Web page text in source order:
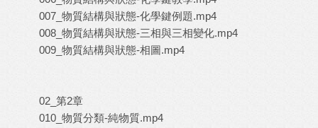
007_物質結構與狀態-化學鍵例題.mp4
008_物質結構與狀態-三相與三相變化.mp4
009_物質結構與狀態-相圖.mp4
02_第2章
010_物質分類-純物質.mp4